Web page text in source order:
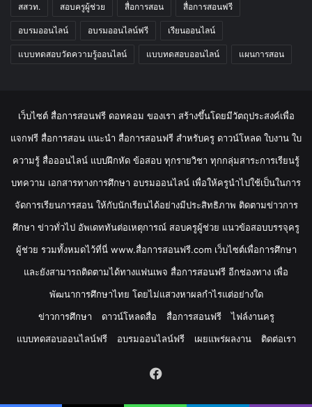
สสวท. สอบครูผู้ช่วย สื่อการสอน สื่อการสอนฟรี
อบรมออนไลน์ อบรมออนไลน์ฟรี เรียนออนไลน์
แบบทดสอบวัดความรู้ออนไลน์ แบบทดสอบออนไลน์ แผนการสอน
เว็บไซต์ สื่อการสอนฟรี ดอทคอม ของเรา สร้างขึ้นโดยมีวัตถุประสงค์เพื่อ
แจกฟรี สื่อการสอน แนะนำ สื่อการสอนฟรี สำหรับครู ดาวน์โหลด ใบงาน ใบ
ความรู้ สื่อออนไลน์ แบบฝึกหัด ข้อสอบ ทุกรายวิชา ทุกกลุ่มสาระการเรียนรู้
บทความ เอกสารทางการศึกษา อบรมออนไลน์ เพื่อให้ครูนำไปใช้เป็นในการ
จัดการเรียนการสอน ให้กับนักเรียนได้อย่างมีประสิทธิภาพ ติดตามข่าวการ
ศึกษา ข่าวทั่วไป อัพเดททันต่อเหตุการณ์ สอบครูผู้ช่วย แนวข้อสอบบรรจุครู
ผู้ช่วย รวมทั้งหมดไว้ที่นี่ www.สื่อการสอนฟรี.com เว็บไซต์เพื่อการศึกษา
และยังสามารถติดตามได้ทางแฟนเพจ สื่อการสอนฟรี อีกช่องทาง เพื่อ
พัฒนาการศึกษาไทย โดยไม่แสวงหาผลกำไรแต่อย่างใด
ข่าวการศึกษา
ดาวน์โหลดสื่อ สื่อการสอนฟรี
ไฟล์งานครู
แบบทดสอบออนไลน์ฟรี
อบรมออนไลน์ฟรี เผยแพร่ผลงาน ติดต่อเรา
Facebook